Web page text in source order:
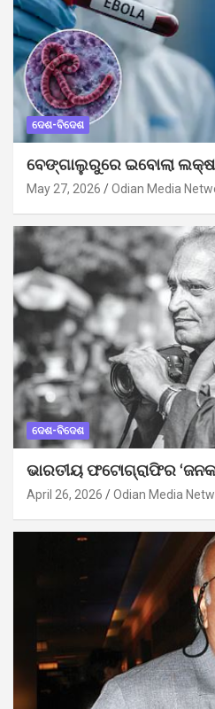
ଦେଶ-ବିଦେଶ
ବେଙ୍ଗାଲୁରୁରେ ଇବୋଲା
May 27, 2026 Odian Media
ଦେଶ-ବିଦେଶ
ଭାରତୀୟ ଫଟୋଗ୍ରାଫିର
April 26, 2026 Odian Media